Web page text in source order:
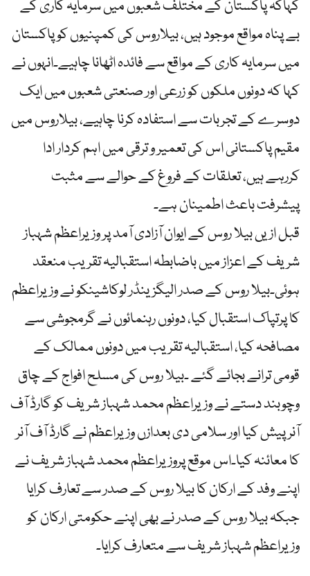
کہاکہ پاکستان کے مختلف شعبوں میں سرمایہ کاری کے
بے پناہ مواقع موجود ہیں، بیلاروس کی کمپنیوں کوپاکستان
میں سرمایہ کاری کے مواقع سے فائدہ اٹھانا چاہیے۔انہوں نے
کہا کہ دونوں ملکوں کو زرعی اور صنعتی شعبوں میں ایک
دوسرے کے تجربات سے استفادہ کرنا چاہیے، بیلاروس میں
مقیم پاکستانی اس کی تعمیر و ترقی میں اہم کردار ادا
کررہے ہیں، تعلقات کے فروغ کے حوالے سے مثبت
پیشرفت باعث اطمینان ہے۔
قبل ازیں بیلا روس کے ایوان آزادی آمد پر وزیراعظم شہباز
شریف کے اعزاز میں باضابطہ استقبالیہ تقریب منعقد
ہوئی۔بیلا روس کے صدر الیگزینڈر لوکاشینکو نے وزیراعظم
کا پرتپاک استقبال کیا، دونوں رہنمائوں نے گرمجوشی سے
مصافحہ کیا، استقبالیہ تقریب میں دونوں ممالک کے
قومی ترانے بجائے گئے ۔بیلا روس کی مسلح افواج کے چاق
وچوبند دستے نے وزیراعظم محمد شہباز شریف کو گارڈ آف
آنر پیش کیا اور سلامی دی بعدازں وزیراعظم نے گارڈ آف آنر
کا معائنہ کیا۔اس موقع پروزیراعظم محمد شہباز شریف نے
اپنے وفد کے ارکان کا بیلا روس کے صدر سے تعارف کرایا
جبکہ بیلا روس کے صدر نے بھی اپنے حکومتی ارکان کو
وزیراعظم شہباز شریف سے متعارف کرایا۔